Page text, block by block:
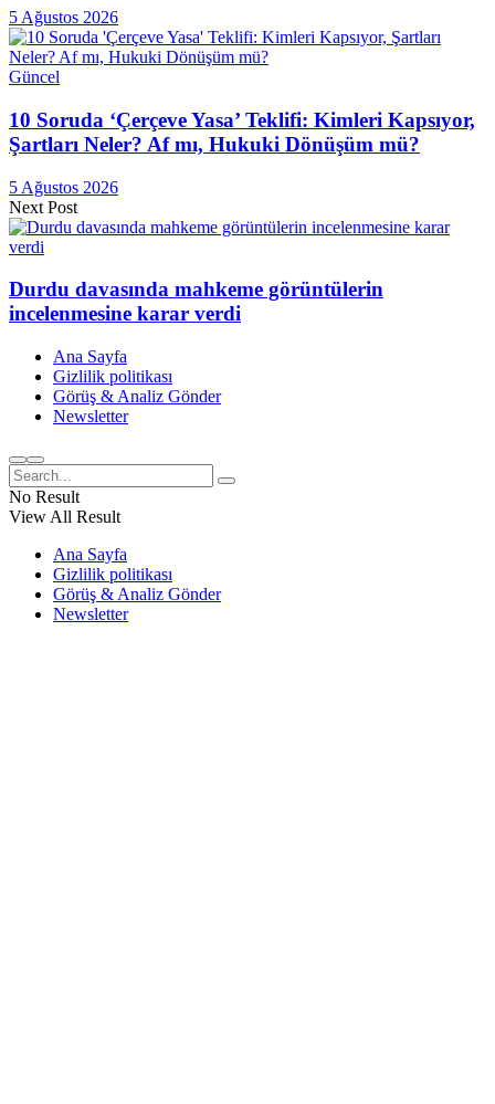
5 Ağustos 2026
Güncel
10 Soruda ‘Çerçeve Yasa’ Teklifi: Kimleri Kapsıyor,
Şartları Neler? Af mı, Hukuki Dönüşüm mü?
5 Ağustos 2026
Next Post
Durdu davasında mahkeme görüntülerin
incelenmesine karar verdi
Ana Sayfa
Gizlilik politikası
Görüş & Analiz Gönder
Newsletter
No Result
View All Result
Ana Sayfa
Gizlilik politikası
Görüş & Analiz Gönder
Newsletter